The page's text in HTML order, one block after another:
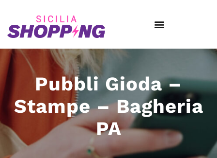
Pubbli Gioda –
Stampe – Bagheria
PA